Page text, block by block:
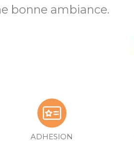
bonne ambiance.
ADHESION